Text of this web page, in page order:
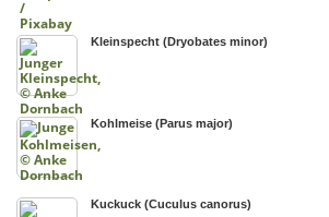
Kleinspecht (Dryobates minor)
Kohlmeise (Parus major)
Kuckuck (Cuculus canorus)